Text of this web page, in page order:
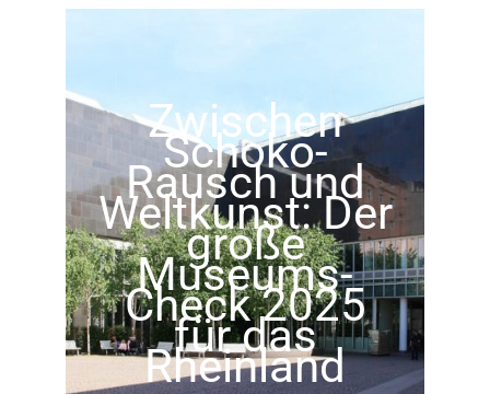
Zwischen
Schoko-
Rausch und
Weltkunst: Der
große
Museums-
Check 2025
für das
Rheinland